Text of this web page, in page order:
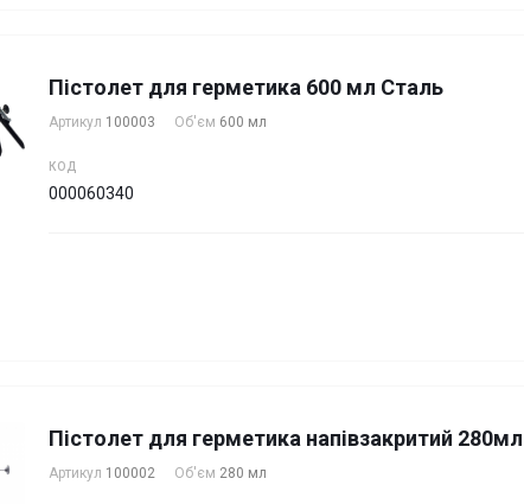
Пістолет для герметика 600 мл Сталь
Артикул 100003 Об'єм 600 мл
КОД
000060340
Пістолет для герметика напівзакритий 280мл
Артикул 100002 Об'єм 280 мл